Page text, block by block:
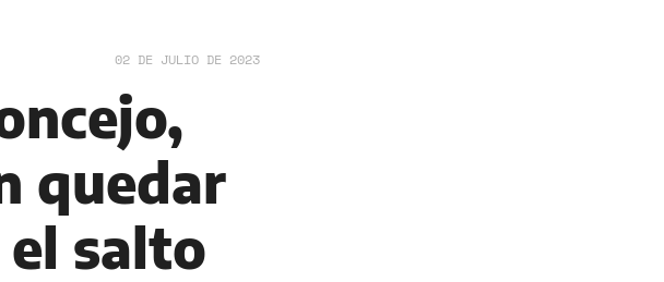
02 DE JULIO DE 2023
quedar
salto